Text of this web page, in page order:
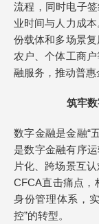
流程，同时电子
业时间与人力成
份载体和多场景
农户、个体工商
融服务，推动普惠
筑牢
数字金融是金融“
是数字金融有序
片化、跨场景互
CFCA直击痛点，
身份管理体系，
控”的转型。